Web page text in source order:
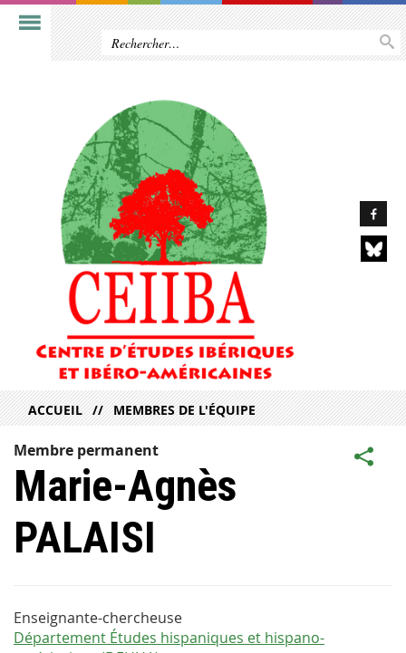
ACCUEIL MEMBRES DE L'ÉQUIPE
Membre permanent
Marie-Agnès
PALAISI
Enseignante-chercheuse
Département Études hispaniques et hispano-